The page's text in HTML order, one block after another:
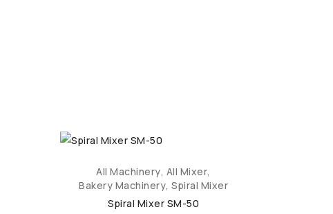
All Machinery, All Mixer,
Bakery Machinery, Spiral Mixer
Spiral Mixer SM-50